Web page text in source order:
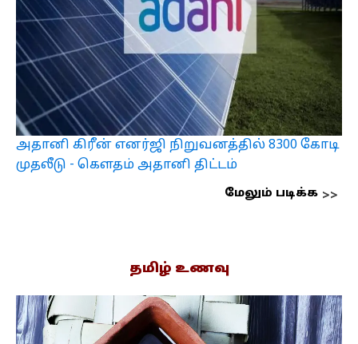
அதானி கிரீன் எனர்ஜி நிறுவனத்தில் 8300 கோடி
முதலீடு - கௌதம் அதானி திட்டம்
மேலும் படிக்க
தமிழ் உணவு